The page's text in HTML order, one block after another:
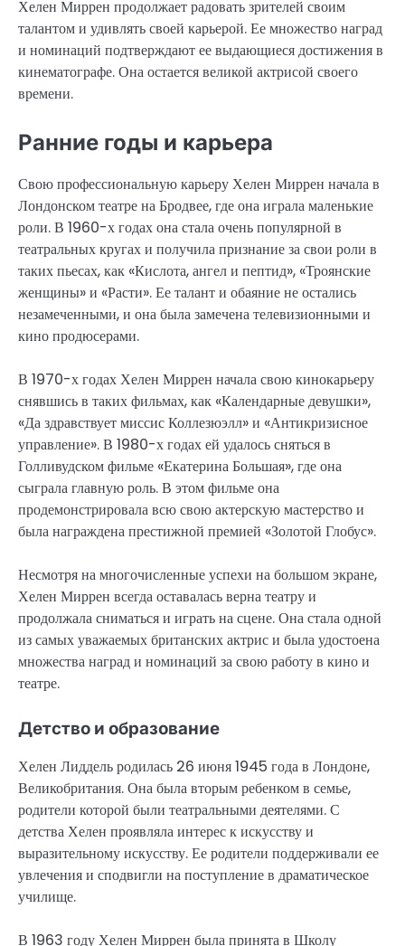
Хелен Миррен продолжает радовать зрителей своим
талантом и удивлять своей карьерой. Ее множество наград
и номинаций подтверждают ее выдающиеся достижения в
кинематографе. Она остается великой актрисой своего
времени.
Ранние годы и карьера
Свою профессиональную карьеру Хелен Миррен начала в
Лондонском театре на Бродвее, где она играла маленькие
роли. В 1960-х годах она стала очень популярной в
театральных кругах и получила признание за свои роли в
таких пьесах, как «Кислота, ангел и пептид», «Троянские
женщины» и «Расти». Ее талант и обаяние не остались
незамеченными, и она была замечена телевизионными и
кино продюсерами.
В 1970-х годах Хелен Миррен начала свою кинокарьеру
снявшись в таких фильмах, как «Календарные девушки»,
«Да здравствует миссис Коллезюэлл» и «Антикризисное
управление». В 1980-х годах ей удалось сняться в
Голливудском фильме «Екатерина Большая», где она
сыграла главную роль. В этом фильме она
продемонстрировала всю свою актерскую мастерство и
была награждена престижной премией «Золотой Глобус».
Несмотря на многочисленные успехи на большом экране,
Хелен Миррен всегда оставалась верна театру и
продолжала сниматься и играть на сцене. Она стала одной
из самых уважаемых британских актрис и была удостоена
множества наград и номинаций за свою работу в кино и
театре.
Детство и образование
Хелен Лиддель родилась 26 июня 1945 года в Лондоне,
Великобритания. Она была вторым ребенком в семье,
родители которой были театральными деятелями. С
детства Хелен проявляла интерес к искусству и
выразительному искусству. Ее родители поддерживали ее
увлечения и сподвигли на поступление в драматическое
училище.
В 1963 году Хелен Миррен была принята в Школу